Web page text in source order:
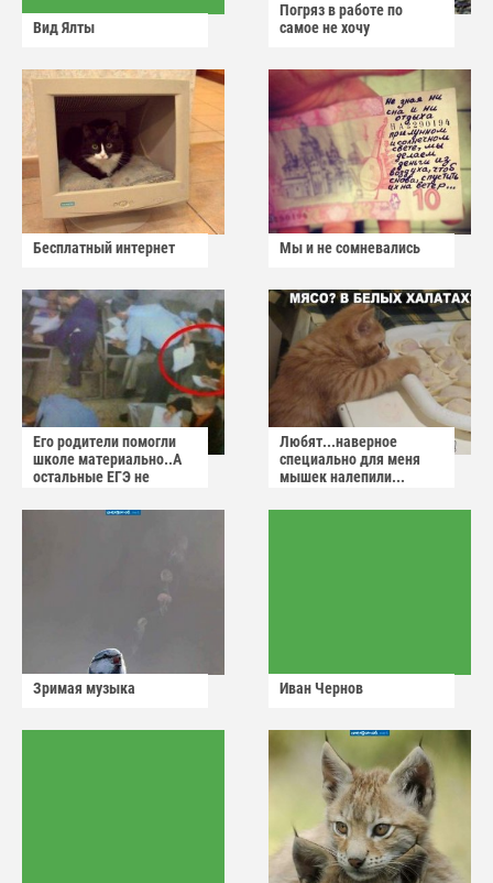
Вид Ялты
Погряз в работе по
самое не хочу
Бесплатный интернет Мы и не сомневались
Его родители помогли
школе материально..А
остальные ЕГЭ не
Любят...наверное
специально для меня
мышек налепили...
Зримая музыка Иван Чернов